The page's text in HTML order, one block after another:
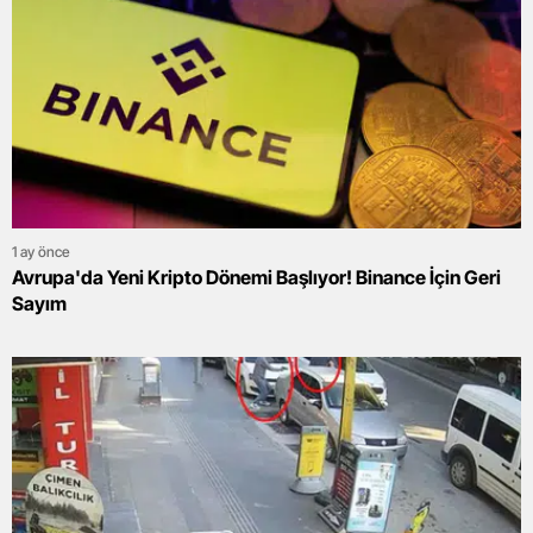
1 ay önce
Avrupa'da Yeni Kripto Dönemi Başlıyor! Binance İçin Geri
Sayım